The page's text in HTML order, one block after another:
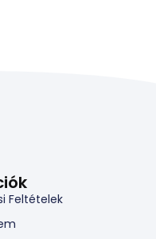
Feltételek